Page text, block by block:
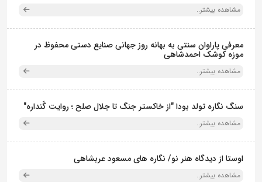
مشاهده بیشتر..
معرفی پاراوان سنتی به بهانه روز جهانی صنایع دستی محفوظ در
موزه کوشک احمدشاهی
مشاهده بیشتر..
سنگ نگاره تولد بودا "از خاکستر جنگ تا جلال صلح ؛ روایت گَنداره"
مشاهده بیشتر..
اوستا از دیدگاه هنر نو/ نگاره های مسعود عربشاهی
مشاهده بیشتر..